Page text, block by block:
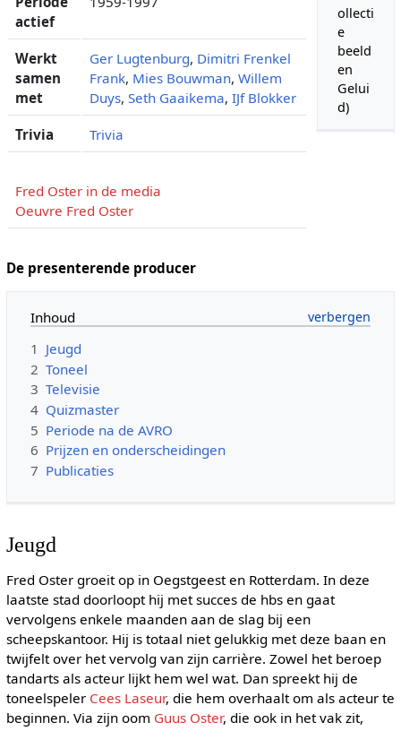
ollecti
e
beeld
en
Gelui
d)
actief
Werkt
samen
met
Ger Lugtenburg, Dimitri Frenkel
Frank, Mies Bouwman, Willem
Duys, Seth Gaaikema, IJf Blokker
Trivia Trivia
Fred Oster in de media
Oeuvre Fred Oster
De presenterende producer
Inhoud
1 Jeugd
2 Toneel
3 Televisie
4 Quizmaster
5 Periode na de AVRO
6 Prijzen en onderscheidingen
7 Publicaties
Jeugd
Fred Oster groeit op in Oegstgeest en Rotterdam. In deze
laatste stad doorloopt hij met succes de hbs en gaat
vervolgens enkele maanden aan de slag bij een
scheepskantoor. Hij is totaal niet gelukkig met deze baan en
twijfelt over het vervolg van zijn carrière. Zowel het beroep
tandarts als acteur lijkt hem wel wat. Dan spreekt hij de
toneelspeler Cees Laseur, die hem overhaalt om als acteur te
beginnen. Via zijn oom Guus Oster, die ook in het vak zit,